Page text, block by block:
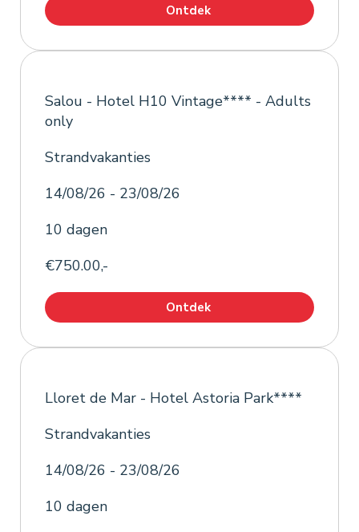
Ontdek
Salou - Hotel H10 Vintage**** - Adults
only
Strandvakanties
14/08/26 - 23/08/26
10 dagen
€750.00,-
Ontdek
Lloret de Mar - Hotel Astoria Park****
Strandvakanties
14/08/26 - 23/08/26
10 dagen